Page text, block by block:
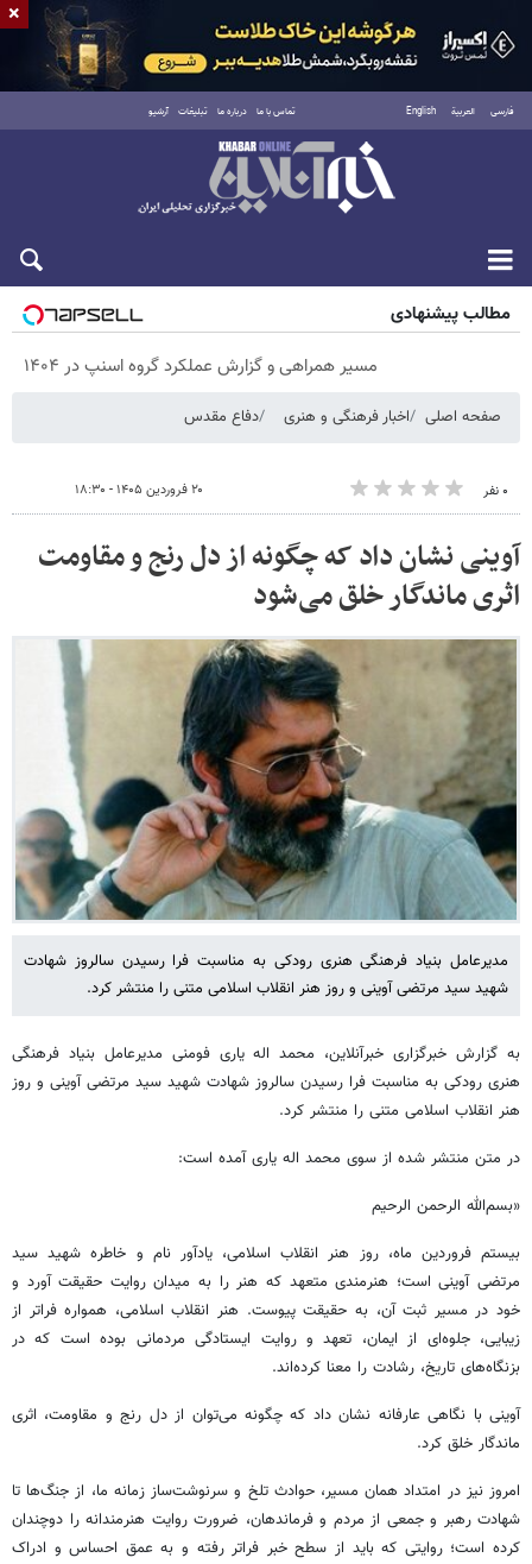
فارسی العربية English تماس با ما درباره ما تبلیغات آرشیو
شنبه ۱۷ مرداد ۱۴۰۵
مطالب پیشنهادی
مسیر همراهی و گزارش عملکرد گروه اسنپ در ۱۴۰۴
صفحه اصلی اخبار فرهنگی و هنری دفاع مقدس
۰ نفر ۲۰ فروردین ۱۴۰۵ - ۱۸:۳۰
آوینی نشان داد که چگونه از دل رنج و مقاومت
اثری ماندگار خلق می‌شود
مدیرعامل بنیاد فرهنگی هنری رودکی به مناسبت فرا رسیدن سالروز شهادت
شهید سید مرتضی آوینی و روز هنر انقلاب اسلامی متنی را منتشر کرد.
به گزارش خبرگزاری خبرآنلاین، محمد اله یاری فومنی مدیرعامل بنیاد فرهنگی
هنری رودکی به مناسبت فرا رسیدن سالروز شهادت شهید سید مرتضی آوینی و روز
هنر انقلاب اسلامی متنی را منتشر کرد.
در متن منتشر شده از سوی محمد اله یاری آمده است:
«بسم‌الله الرحمن الرحیم
بیستم فروردین ‌ماه، روز هنر انقلاب اسلامی، یادآور نام و خاطره شهید سید
مرتضی آوینی است؛ هنرمندی متعهد که هنر را به میدان روایت حقیقت آورد و
خود در مسیر ثبت آن، به حقیقت پیوست. هنر انقلاب اسلامی، همواره فراتر از
زیبایی، جلوه‌ای از ایمان، تعهد و روایت ایستادگی مردمانی بوده است که در
بزنگاه‌های تاریخ، رشادت را معنا کرده‌اند.
آوینی با نگاهی عارفانه نشان داد که چگونه می‌توان از دل رنج و مقاومت، اثری
ماندگار خلق کرد.
امروز نیز در امتداد همان مسیر، حوادث تلخ و سرنوشت‌ساز زمانه ما، از جنگ‌ها تا
شهادت رهبر و جمعی از مردم و فرماندهان، ضرورت روایت هنرمندانه را دوچندان
کرده است؛ روایتی که باید از سطح خبر فراتر رفته و به عمق احساس و ادراک
×